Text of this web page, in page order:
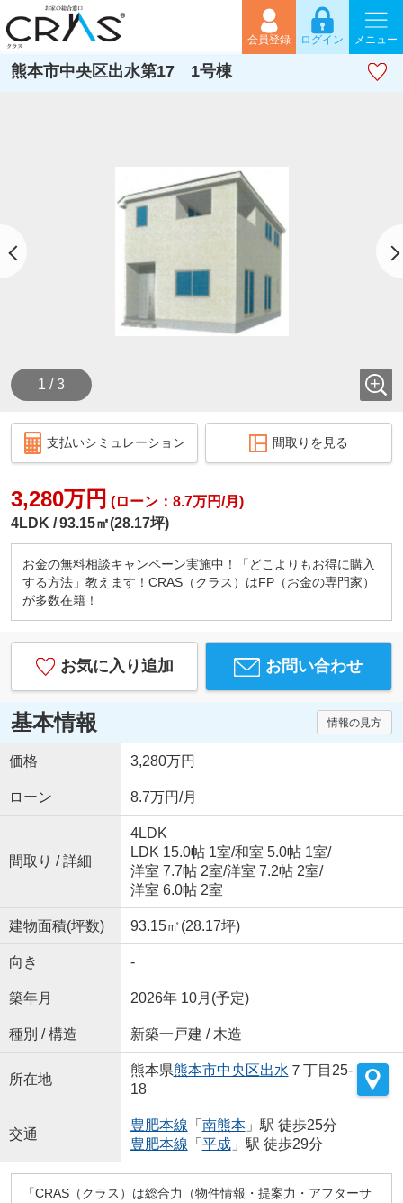
会員登録 ログイン メニュー
熊本市中央区出水第17 1号棟
1 / 3
支払いシミュレーション 間取りを見る
3,280万円 (ローン：8.7万円/月)
4LDK
93.15㎡(28.17坪)
お金の無料相談キャンペーン実施中！「どこよりもお得に購入
する方法」教えます！CRAS（クラス）はFP（お金の専門家）
が多数在籍！
お気に入り追加 お問い合わせ
基本情報 情報の見方
価格 3,280万円
ローン 8.7万円/月
間取り / 詳細
4LDK
LDK 15.0帖 1室/和室 5.0帖 1室/
洋室 7.7帖 2室/洋室 7.2帖 2室/
洋室 6.0帖 2室
建物面積(坪数) 93.15㎡(28.17坪)
向き -
築年月 2026年 10月(予定)
種別 / 構造 新築一戸建 / 木造
所在地
熊本県熊本市中央区出水 ７丁目25-
18
交通
豊肥本線 「 南熊本」駅 徒歩25分
豊肥本線 「 平成」駅 徒歩29分
「CRAS（クラス）は総合力（物件情報・提案力・アフターサ